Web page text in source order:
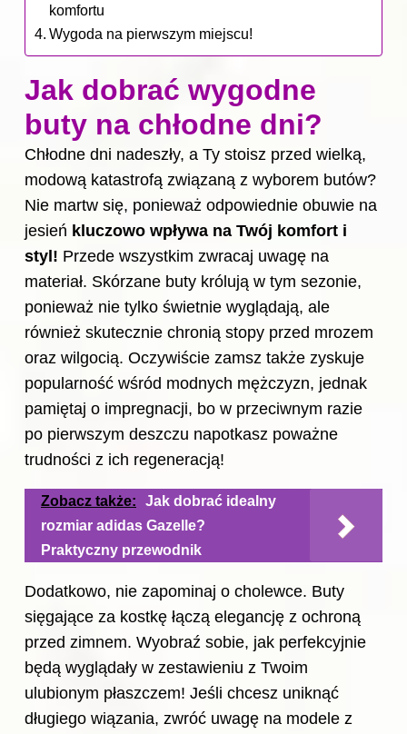
komfortu
Wygoda na pierwszym miejscu!
Jak dobrać wygodne
buty na chłodne dni?
Chłodne dni nadeszły, a Ty stoisz przed wielką,
modową katastrofą związaną z wyborem butów?
Nie martw się, ponieważ odpowiednie obuwie na
jesień kluczowo wpływa na Twój komfort i
styl! Przede wszystkim zwracaj uwagę na
materiał. Skórzane buty królują w tym sezonie,
ponieważ nie tylko świetnie wyglądają, ale
również skutecznie chronią stopy przed mrozem
oraz wilgocią. Oczywiście zamsz także zyskuje
popularność wśród modnych mężczyzn, jednak
pamiętaj o impregnacji, bo w przeciwnym razie
po pierwszym deszczu napotkasz poważne
trudności z ich regeneracją!
Zobacz także:
Jak dobrać idealny
rozmiar adidas Gazelle?
Praktyczny przewodnik
Dodatkowo, nie zapominaj o cholewce. Buty
sięgające za kostkę łączą elegancję z ochroną
przed zimnem. Wyobraź sobie, jak perfekcyjnie
będą wyglądały w zestawieniu z Twoim
ulubionym płaszczem! Jeśli chcesz uniknąć
długiego wiązania, zwróć uwagę na modele z